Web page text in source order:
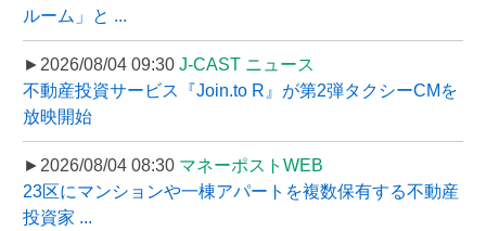
ルーム」と ...
►2026/08/04 09:30 J-CAST ニュース
不動産投資サービス『Join.to R』が第2弾タクシーCMを
放映開始
►2026/08/04 08:30 マネーポストWEB
23区にマンションや一棟アパートを複数保有する不動産
投資家 ...